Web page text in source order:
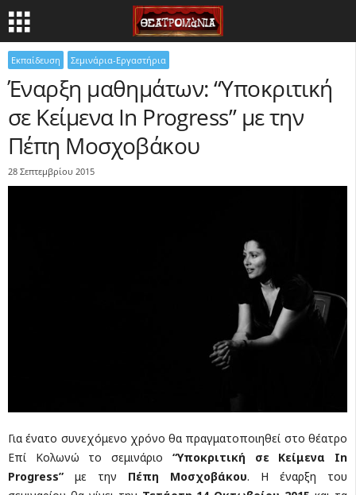
Εκπαίδευση Σεμινάρια-Εργαστήρια
Έναρξη μαθημάτων: “Υποκριτική
σε Κείμενα In Progress” με την
Πέπη Μοσχοβάκου
28 Σεπτεμβρίου 2015
Για ένατο συνεχόμενο χρόνο θα πραγματοποιηθεί στο θέατρο
Επί Κολωνώ το σεμινάριο “Υποκριτική σε Κείμενα In
Progress” με την Πέπη Μοσχοβάκου. Η έναρξη του